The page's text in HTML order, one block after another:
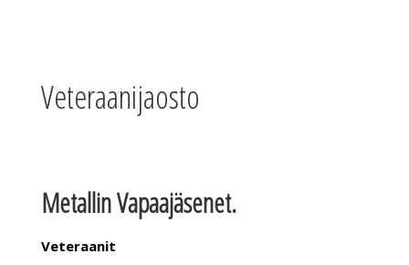
Veteraanijaosto
Metallin Vapaajäsenet.
Veteraanit